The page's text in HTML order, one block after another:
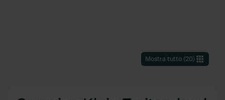
Mostra tutto(20)